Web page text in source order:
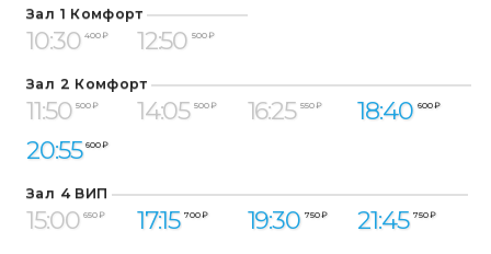
Зал 1 Комфорт
10:30 400 ₽ 12:50 500 ₽
Зал 2 Комфорт
11:50 500 ₽ 14:05 500 ₽ 16:25 550 ₽ 18:40 600 ₽
20:55 600 ₽
Зал 4 ВИП
15:00 650 ₽ 17:15 700 ₽ 19:30 750 ₽ 21:45 750 ₽